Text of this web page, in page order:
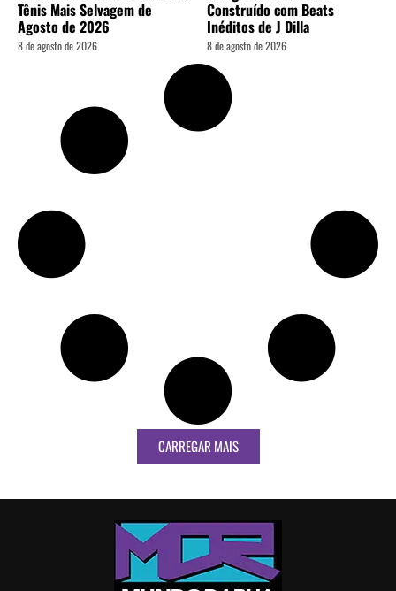
Tênis Mais Selvagem de
Agosto de 2026
8 de agosto de 2026
Construído com Beats
Inéditos de J Dilla
8 de agosto de 2026
CARREGAR MAIS